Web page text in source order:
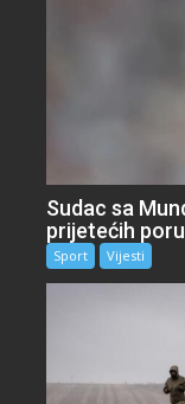
Sudac sa
prijetećih
Sport Vijesti